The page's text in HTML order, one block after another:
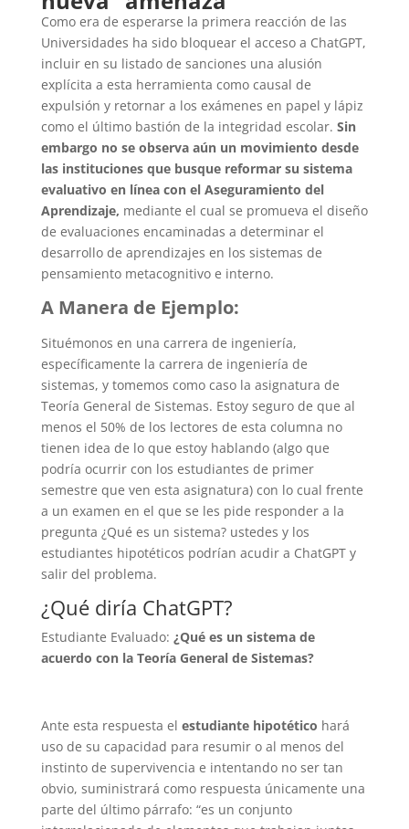
Como era de esperarse la primera reacción de las
Universidades ha sido bloquear el acceso a ChatGPT,
incluir en su listado de sanciones una alusión
explícita a esta herramienta como causal de
expulsión y retornar a los exámenes en papel y lápiz
como el último bastión de la integridad escolar. Sin
embargo no se observa aún un movimiento desde
las instituciones que busque reformar su sistema
evaluativo en línea con el Aseguramiento del
Aprendizaje, mediante el cual se promueva el diseño
de evaluaciones encaminadas a determinar el
desarrollo de aprendizajes en los sistemas de
pensamiento metacognitivo e interno.
A Manera de Ejemplo:
Situémonos en una carrera de ingeniería,
específicamente la carrera de ingeniería de
sistemas, y tomemos como caso la asignatura de
Teoría General de Sistemas. Estoy seguro de que al
menos el 50% de los lectores de esta columna no
tienen idea de lo que estoy hablando (algo que
podría ocurrir con los estudiantes de primer
semestre que ven esta asignatura) con lo cual frente
a un examen en el que se les pide responder a la
pregunta ¿Qué es un sistema? ustedes y los
estudiantes hipotéticos podrían acudir a ChatGPT y
salir del problema.
¿Qué diría ChatGPT?
Estudiante Evaluado: ¿Qué es un sistema de
acuerdo con la Teoría General de Sistemas?
Ante esta respuesta el estudiante hipotético hará
uso de su capacidad para resumir o al menos del
instinto de supervivencia e intentando no ser tan
obvio, suministrará como respuesta únicamente una
parte del último párrafo: “es un conjunto